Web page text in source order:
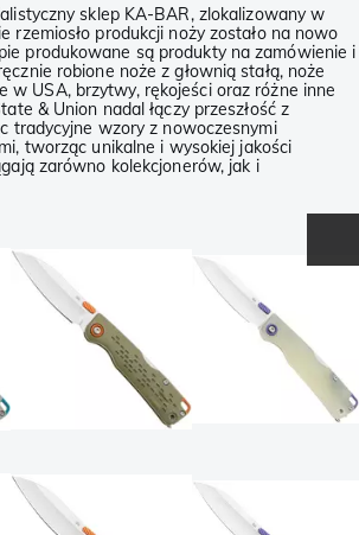
sklep KA-BAR, zlokalizowany w
rzemiosło produkcji noży zostało na nowo
produkowane są produkty na zamówienie i
robione noże z głownią stałą, noże
w USA, brzytwy, rękojeści oraz różne inne
& Union nadal łączy przeszłość z
tradycyjne wzory z nowoczesnymi
tworząc unikalne i wysokiej jakości
zarówno kolekcjonerów, jak i